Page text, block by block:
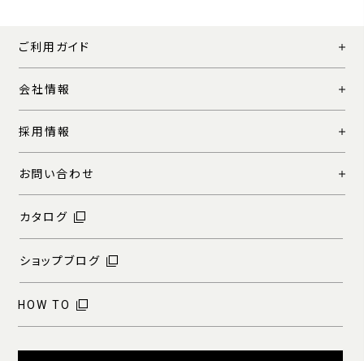
ご利用ガイド
会社情報
採用情報
お問い合わせ
カタログ
ショップブログ
HOW TO